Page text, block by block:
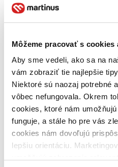
Môžeme pracovať s
Aby sme vedeli, ako sa na
vám zobraziť tie najlepšie
Niektoré sú naozaj potrebné
vôbec nefungovala. Okrem
cookies, ktoré nám
funguje, a stále ho pre vás
cookies nám dovoľujú
lepšiu orientáciu.
Bestsellery
Novinky
Najlacnejšie
Najvyššia zľava
Použité filtre
Zrušiť filtre
Účinkuje Takuya Kimura